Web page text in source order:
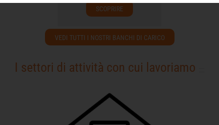
SCOPRIRE
VEDI TUTTI I NOSTRI BANCHI DI CARICO
I settori di attività con cui lavoriamo